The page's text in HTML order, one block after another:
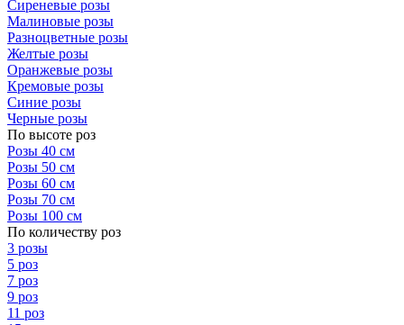
Сиреневые розы
Малиновые розы
Разноцветные розы
Желтые розы
Оранжевые розы
Кремовые розы
Синие розы
Черные розы
По высоте роз
Розы 40 см
Розы 50 см
Розы 60 см
Розы 70 см
Розы 100 см
По количеству роз
3 розы
5 роз
7 роз
9 роз
11 роз